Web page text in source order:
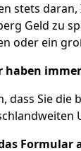
stets daran,
Geld zu
oder ein
haben
dass Sie die
Formular